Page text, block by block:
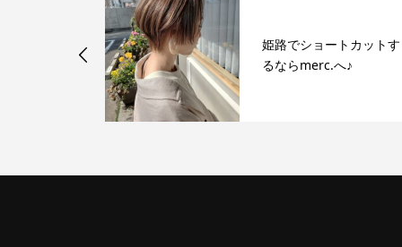
姫路でショートカットす
るならmerc.へ♪